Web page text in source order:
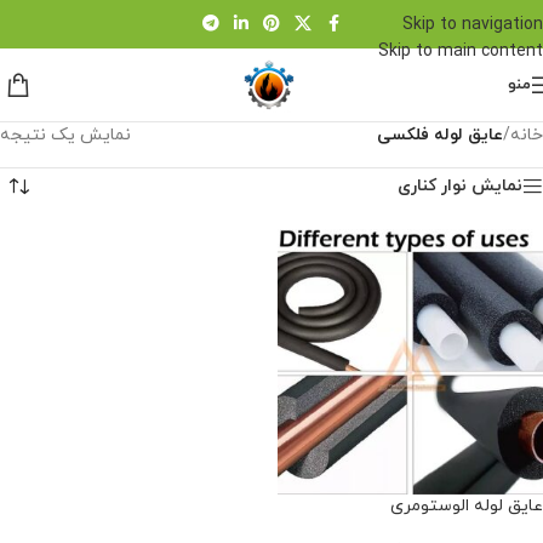
Skip to navigation
Skip to main content
منو
خانه/عایق لوله فلکسی نمایش یک نتیجه
نمایش نوار کناری
عایق لوله الوستومری